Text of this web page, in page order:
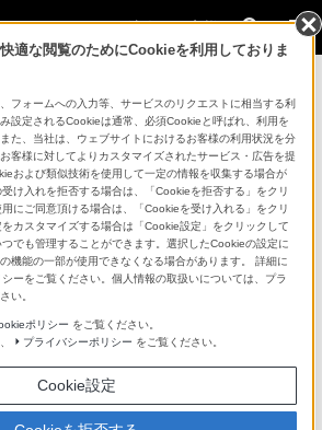
法人のお客様
コンスーマー製品に関するお問い合わせ
製品に関する重要なお知らせ
ョナル／業務用製品に関
・お問い合わせ
用商品に関するお問い合わせ
スは専用窓口がございます。対象の
してリンク先の窓口よりお問い合わ
適な閲覧のためにCookieを利用しておりま
フォームへの入力等、サービスのリクエストに相当する利
設定されるCookieは通常、必須Cookieと呼ばれ、利用を
た、当社は、ウェブサイトにおけるお客様の利用状況を分
客様に対してよりカスタマイズされたサービス・広告を提
および類似技術を使用して一定の情報を収集する場合が
け入れを拒否する場合は、「Cookieを拒否する」をクリ
にご同意頂ける場合は、「Cookieを受け入れる」をクリ
カスタマイズする場合は「Cookie設定」をクリックして
でも管理することができます。選択したCookieの設定に
機能の一部が使用できなくなる場合があります。 詳細に
ーをご覧ください。個人情報の取扱いについては、プラ
い。
ポリシー をご覧ください。
プライバシーポリシー をご覧ください。
Cookie設定